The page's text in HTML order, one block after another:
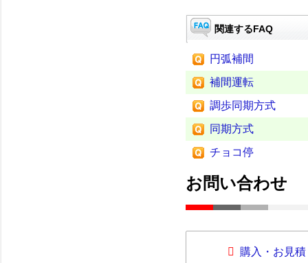
関連するFAQ
円弧補間
補間運転
調歩同期方式
同期方式
チョコ停
お問い合わせ
購入・お見